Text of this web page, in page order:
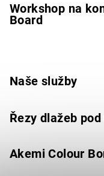
Workshop na
Board
Naše služby
Řezy dlažeb pod
Akemi Colour